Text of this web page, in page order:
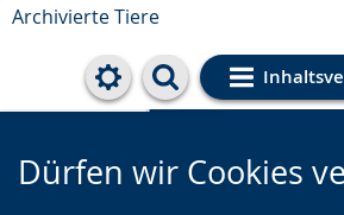
Archivierte Tiere
Cookie-
Dürfen wir Cookies